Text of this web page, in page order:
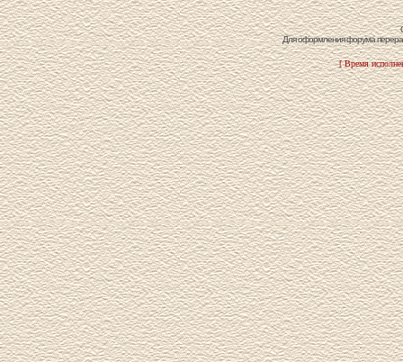
Для оформления форума
[ Время